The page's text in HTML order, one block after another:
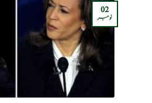
02
نومبر